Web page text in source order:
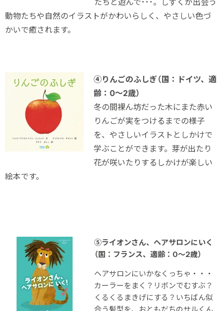
動物たちや自然のイラストがかわいらしく、やさしい色づ
かいで癒されます。
④りんごのふしぎ（国：ドイツ、適
齢：0～2歳）
冬の間裸ん坊だった木にまた赤い
りんごが実をつけるまでの様子
を、やさしいイラストとしかけで
学ぶことができます。芽が出たり
花が咲いたりするしかけが楽しい
絵本です。
⑤ライオンさん、ヘアサロンにいく
（国：フランス、適齢：0～2歳）
ヘアサロンにいかなくっちゃ・・・
カーラーをまく？リボンでむすぶ？
くるくるまきげにする？いちばん似
合う髪型を、おともだちのサルくん